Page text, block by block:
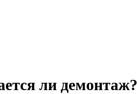
ли демонтаж?